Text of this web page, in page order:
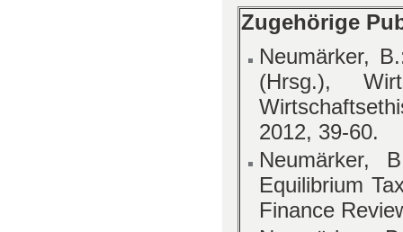
Zugehörige
Neumärker,
(Hrsg.),
2012, 39-60.
Neumärker,
Equilibrium
Finance